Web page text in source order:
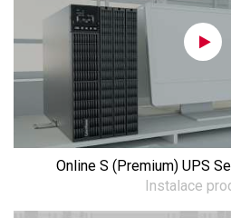
Online S (Premium) UPS
Instalace